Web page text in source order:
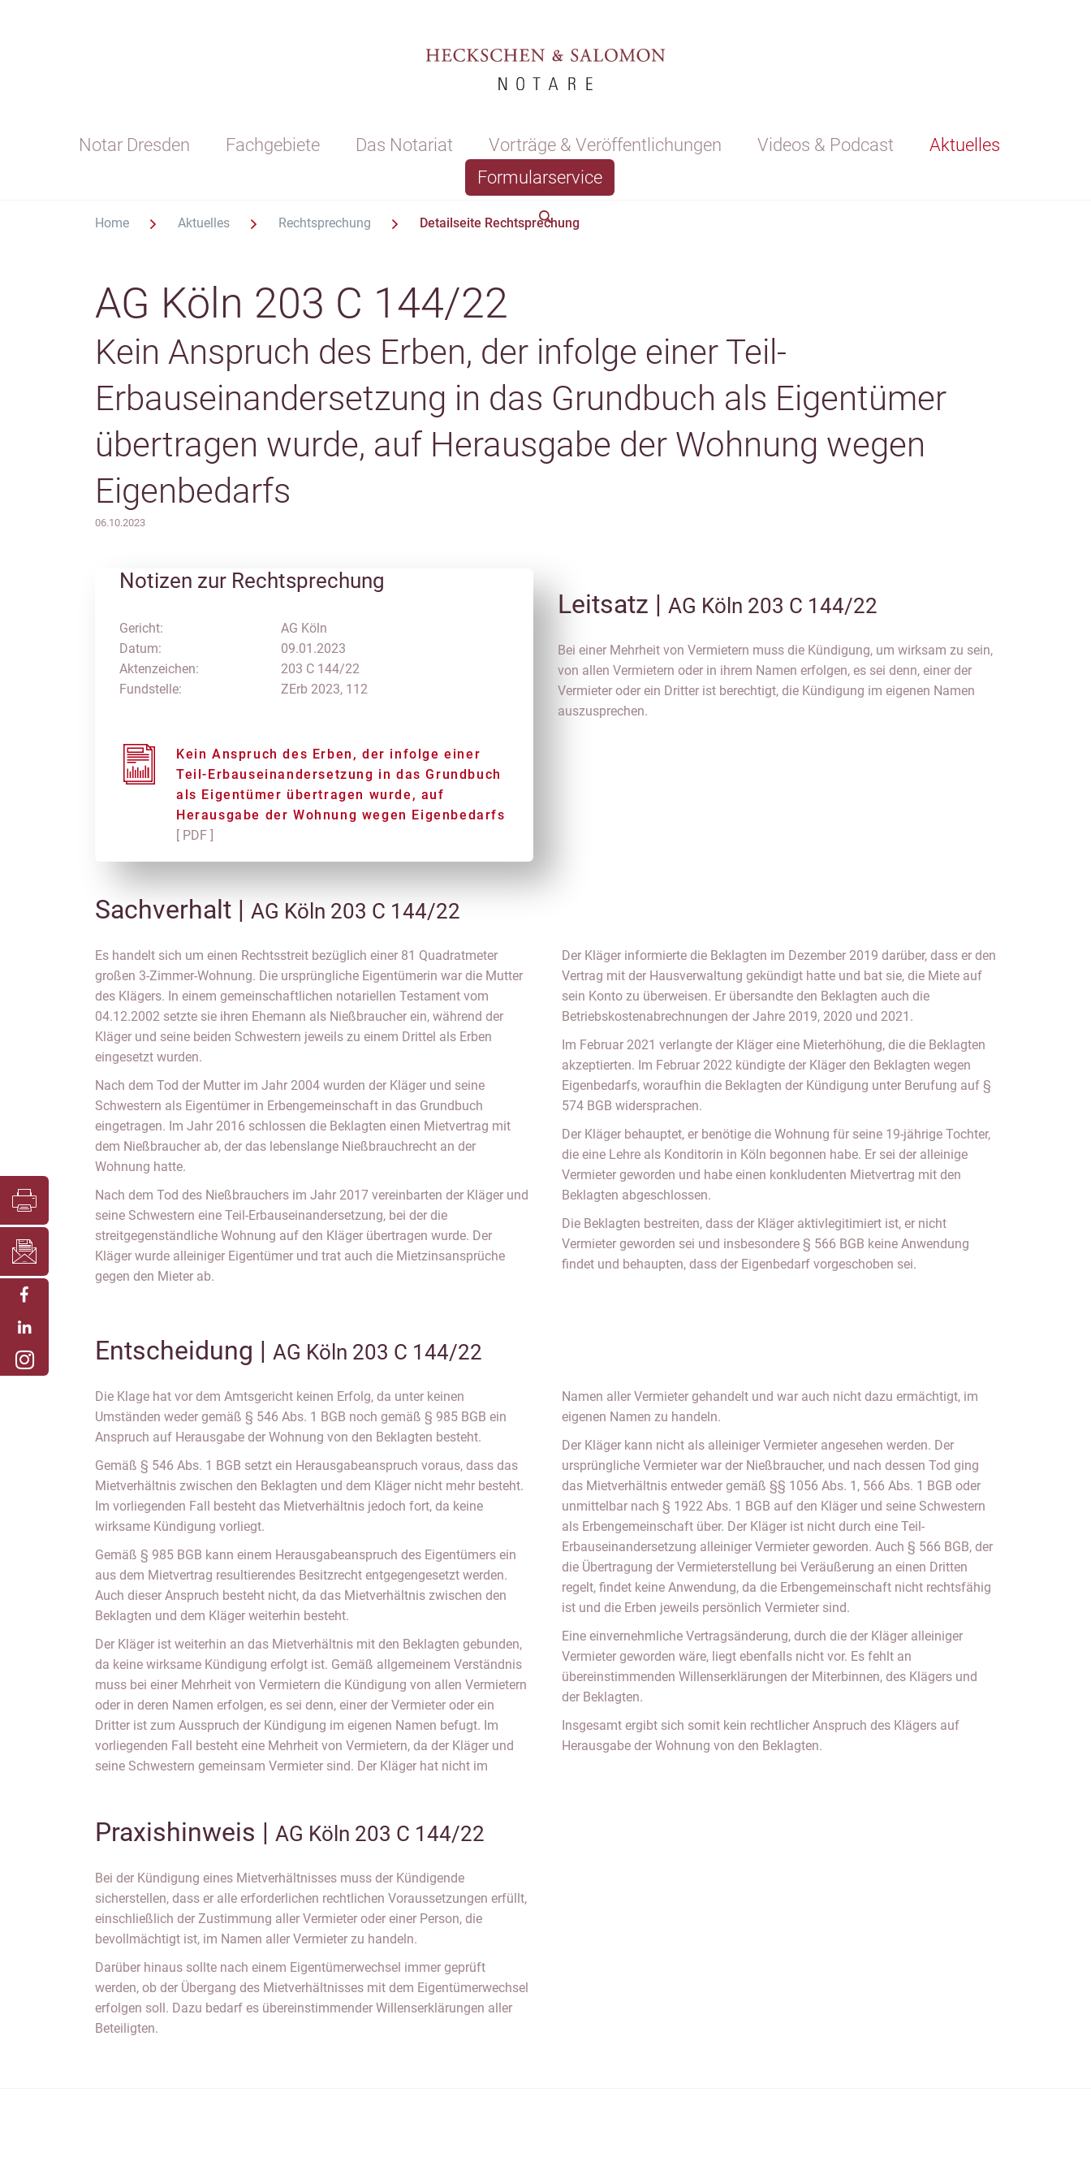
Notar Dresden Fachgebiete Das Notariat Vorträge & Veröffentlichungen Videos & Podcast
Aktuelles
Formularservice
Home Aktuelles Rechtsprechung Detailseite Rechtsprechung
AG Köln 203 C 144/22
Kein Anspruch des Erben, der infolge einer Teil-
Erbauseinandersetzung in das Grundbuch als Eigentümer
übertragen wurde, auf Herausgabe der Wohnung wegen
Eigenbedarfs
06.10.2023
Notizen zur Rechtsprechung
Gericht:
Datum:
Aktenzeichen:
Fundstelle:
AG Köln
09.01.2023
203 C 144/22
ZErb 2023, 112
Kein Anspruch des Erben, der infolge einer
Teil-Erbauseinandersetzung in das Grundbuch
als Eigentümer übertragen wurde, auf
Herausgabe der Wohnung wegen Eigenbedarfs
[ PDF ]
Leitsatz | AG Köln 203 C 144/22
Bei einer Mehrheit von Vermietern muss die Kündigung, um wirksam zu sein,
von allen Vermietern oder in ihrem Namen erfolgen, es sei denn, einer der
Vermieter oder ein Dritter ist berechtigt, die Kündigung im eigenen Namen
auszusprechen.
Sachverhalt | AG Köln 203 C 144/22
Es handelt sich um einen Rechtsstreit bezüglich einer 81 Quadratmeter
großen 3-Zimmer-Wohnung. Die ursprüngliche Eigentümerin war die Mutter
des Klägers. In einem gemeinschaftlichen notariellen Testament vom
04.12.2002 setzte sie ihren Ehemann als Nießbraucher ein, während der
Kläger und seine beiden Schwestern jeweils zu einem Drittel als Erben
eingesetzt wurden.
Nach dem Tod der Mutter im Jahr 2004 wurden der Kläger und seine
Schwestern als Eigentümer in Erbengemeinschaft in das Grundbuch
eingetragen. Im Jahr 2016 schlossen die Beklagten einen Mietvertrag mit
dem Nießbraucher ab, der das lebenslange Nießbrauchrecht an der
Wohnung hatte.
Nach dem Tod des Nießbrauchers im Jahr 2017 vereinbarten der Kläger und
seine Schwestern eine Teil-Erbauseinandersetzung, bei der die
streitgegenständliche Wohnung auf den Kläger übertragen wurde. Der
Kläger wurde alleiniger Eigentümer und trat auch die Mietzinsansprüche
gegen den Mieter ab.
Der Kläger informierte die Beklagten im Dezember 2019 darüber, dass er den
Vertrag mit der Hausverwaltung gekündigt hatte und bat sie, die Miete auf
sein Konto zu überweisen. Er übersandte den Beklagten auch die
Betriebskostenabrechnungen der Jahre 2019, 2020 und 2021.
Im Februar 2021 verlangte der Kläger eine Mieterhöhung, die die Beklagten
akzeptierten. Im Februar 2022 kündigte der Kläger den Beklagten wegen
Eigenbedarfs, woraufhin die Beklagten der Kündigung unter Berufung auf §
574 BGB widersprachen.
Der Kläger behauptet, er benötige die Wohnung für seine 19-jährige Tochter,
die eine Lehre als Konditorin in Köln begonnen habe. Er sei der alleinige
Vermieter geworden und habe einen konkludenten Mietvertrag mit den
Beklagten abgeschlossen.
Die Beklagten bestreiten, dass der Kläger aktivlegitimiert ist, er nicht
Vermieter geworden sei und insbesondere § 566 BGB keine Anwendung
findet und behaupten, dass der Eigenbedarf vorgeschoben sei.
Entscheidung | AG Köln 203 C 144/22
Die Klage hat vor dem Amtsgericht keinen Erfolg, da unter keinen
Umständen weder gemäß § 546 Abs. 1 BGB noch gemäß § 985 BGB ein
Anspruch auf Herausgabe der Wohnung von den Beklagten besteht.
Gemäß § 546 Abs. 1 BGB setzt ein Herausgabeanspruch voraus, dass das
Mietverhältnis zwischen den Beklagten und dem Kläger nicht mehr besteht.
Im vorliegenden Fall besteht das Mietverhältnis jedoch fort, da keine
wirksame Kündigung vorliegt.
Gemäß § 985 BGB kann einem Herausgabeanspruch des Eigentümers ein
aus dem Mietvertrag resultierendes Besitzrecht entgegengesetzt werden.
Auch dieser Anspruch besteht nicht, da das Mietverhältnis zwischen den
Beklagten und dem Kläger weiterhin besteht.
Der Kläger ist weiterhin an das Mietverhältnis mit den Beklagten gebunden,
da keine wirksame Kündigung erfolgt ist. Gemäß allgemeinem Verständnis
muss bei einer Mehrheit von Vermietern die Kündigung von allen Vermietern
oder in deren Namen erfolgen, es sei denn, einer der Vermieter oder ein
Dritter ist zum Ausspruch der Kündigung im eigenen Namen befugt. Im
vorliegenden Fall besteht eine Mehrheit von Vermietern, da der Kläger und
seine Schwestern gemeinsam Vermieter sind. Der Kläger hat nicht im
Namen aller Vermieter gehandelt und war auch nicht dazu ermächtigt, im
eigenen Namen zu handeln.
Der Kläger kann nicht als alleiniger Vermieter angesehen werden. Der
ursprüngliche Vermieter war der Nießbraucher, und nach dessen Tod ging
das Mietverhältnis entweder gemäß §§ 1056 Abs. 1, 566 Abs. 1 BGB oder
unmittelbar nach § 1922 Abs. 1 BGB auf den Kläger und seine Schwestern
als Erbengemeinschaft über. Der Kläger ist nicht durch eine Teil-
Erbauseinandersetzung alleiniger Vermieter geworden. Auch § 566 BGB, der
die Übertragung der Vermieterstellung bei Veräußerung an einen Dritten
regelt, findet keine Anwendung, da die Erbengemeinschaft nicht rechtsfähig
ist und die Erben jeweils persönlich Vermieter sind.
Eine einvernehmliche Vertragsänderung, durch die der Kläger alleiniger
Vermieter geworden wäre, liegt ebenfalls nicht vor. Es fehlt an
übereinstimmenden Willenserklärungen der Miterbinnen, des Klägers und
der Beklagten.
Insgesamt ergibt sich somit kein rechtlicher Anspruch des Klägers auf
Herausgabe der Wohnung von den Beklagten.
Praxishinweis | AG Köln 203 C 144/22
Bei der Kündigung eines Mietverhältnisses muss der Kündigende
sicherstellen, dass er alle erforderlichen rechtlichen Voraussetzungen erfüllt,
einschließlich der Zustimmung aller Vermieter oder einer Person, die
bevollmächtigt ist, im Namen aller Vermieter zu handeln.
Darüber hinaus sollte nach einem Eigentümerwechsel immer geprüft
werden, ob der Übergang des Mietverhältnisses mit dem Eigentümerwechsel
erfolgen soll. Dazu bedarf es übereinstimmender Willenserklärungen aller
Beteiligten.